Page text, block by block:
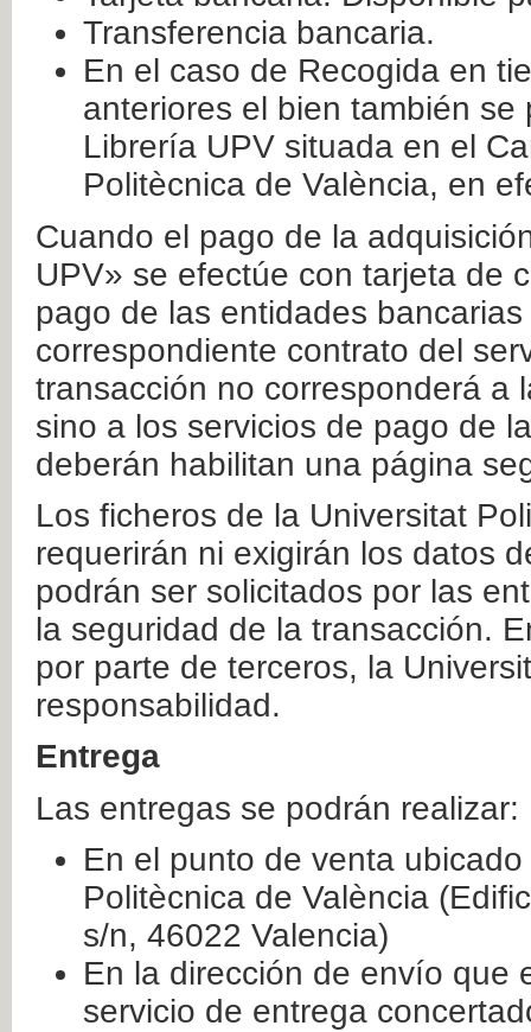
Transferencia bancaria.
En el caso de Recogida en
anteriores el bien también
Librería UPV situada en el
Politècnica de València, en
Cuando el pago de la
UPV» se efectúe con tarjeta de
pago de las entidades
correspondiente contrato del
transacción no corresponderá a
sino a los servicios de pago de
deberán habilitan una página
Los ficheros de la Universitat
requerirán ni exigirán los datos
podrán ser solicitados por las
la seguridad de la transacción.
por parte de terceros, la
responsabilidad.
Entrega
Las entregas se podrán realizar:
En el punto de venta
Politècnica de València
s/n, 46022 Valencia)
En la dirección de envío que
servicio de entrega